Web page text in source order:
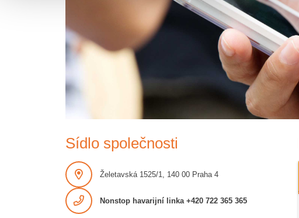
Sídlo společnosti
Želetavská 1525/1, 140 00 Praha 4
Nonstophavarijní linka +420 722 365 365